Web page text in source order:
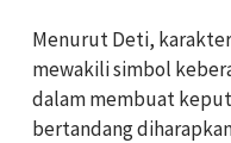
Menurut Deti,
mewakili simbol
dalam membuat
bertandang